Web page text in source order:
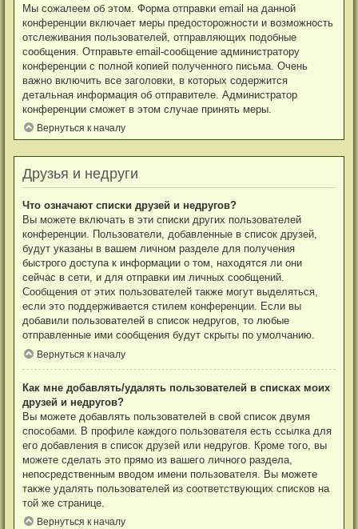
Мы сожалеем об этом. Форма отправки email на данной
конференции включает меры предосторожности и возможность
отслеживания пользователей, отправляющих подобные
сообщения. Отправьте email-сообщение администратору
конференции с полной копией полученного письма. Очень
важно включить все заголовки, в которых содержится
детальная информация об отправителе. Администратор
конференции сможет в этом случае принять меры.
Вернуться к началу
Друзья и недруги
Что означают списки друзей и недругов?
Вы можете включать в эти списки других пользователей
конференции. Пользователи, добавленные в список друзей,
будут указаны в вашем личном разделе для получения
быстрого доступа к информации о том, находятся ли они
сейчас в сети, и для отправки им личных сообщений.
Сообщения от этих пользователей также могут выделяться,
если это поддерживается стилем конференции. Если вы
добавили пользователей в список недругов, то любые
отправленные ими сообщения будут скрыты по умолчанию.
Вернуться к началу
Как мне добавлять/удалять пользователей в списках моих
друзей и недругов?
Вы можете добавлять пользователей в свой список двумя
способами. В профиле каждого пользователя есть ссылка для
его добавления в список друзей или недругов. Кроме того, вы
можете сделать это прямо из вашего личного раздела,
непосредственным вводом имени пользователя. Вы можете
также удалять пользователей из соответствующих списков на
той же странице.
Вернуться к началу